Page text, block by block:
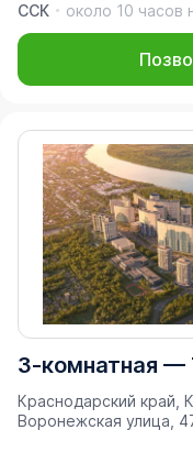
ССК
около 10 часов
3-комнатная —
Краснодарский край,
Воронежская улица,